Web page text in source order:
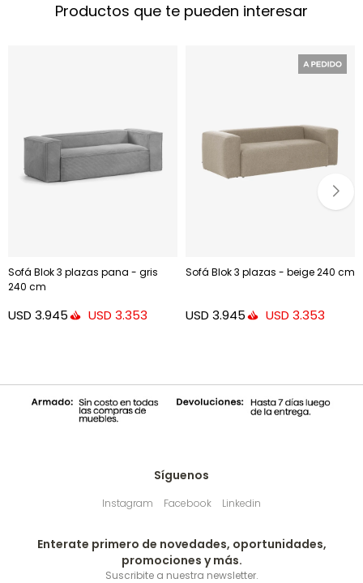
Productos que te pueden interesar
Sofá Blok 3 plazas pana - gris
240 cm
USD 3.945 USD 3.353
Sofá Blok 3 plazas - beige 240 cm
USD 3.945 USD 3.353
Síguenos
Instagram Facebook Linkedin
Enterate primero de novedades, oportunidades,
promociones y más.
Suscribite a nuestra newsletter.